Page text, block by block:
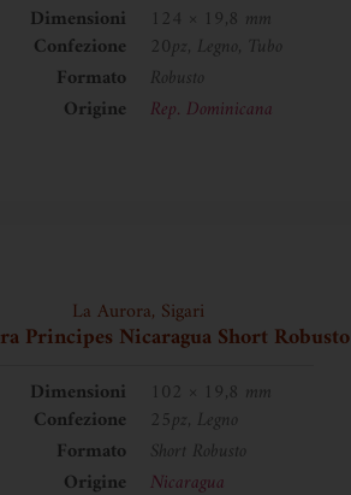
Dimensioni
124 × 19,8 mm
Confezione
20pz, Legno, Tubo
Formato
Robusto
Origine
Rep. Dominicana
La Aurora, Sigari
Principes Nicaragua Short Robusto
Dimensioni
102 × 19,8 mm
Confezione
25pz, Legno
Formato
Short Robusto
Origine
Nicaragua